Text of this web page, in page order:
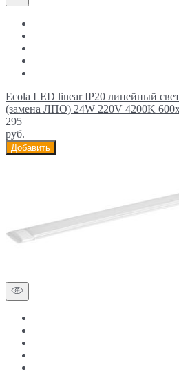
Ecola LED linear IP20 линейный
(замена ЛПО) 24W 220V 4200K
295
руб.
Добавить